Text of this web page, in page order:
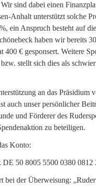
sind dabei einen
Anhalt unterstützt solche
ein Anspruch besteht auf
haben wir bereits
400 € gesponsert. Weitere
stellt sich dies als
an das Präsidium
auch unser persönlicher
und Förderer des
zu beteiligen.
Konto:
50 8005 5500 0380 0812
bei der Überweisung: